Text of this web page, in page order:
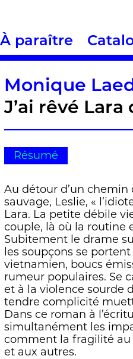
À paraître
Monique
J’ai rêvé
Résumé
Au détour d’un
sauvage, Leslie, «
Lara. La petite débile
couple, là où la routine
Subitement le drame
les soupçons se
vietnamien, boucs
rumeur populaires. Se
et à la violence sourde
tendre complicité
Dans ce roman à
simultanément les
comment la fragilité
et aux autres.